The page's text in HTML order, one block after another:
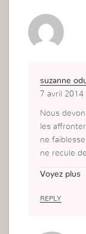
suzanne
7 avril 2014
Nous
les
ne
ne recule
fuir, tôt ou
Voyez plus
REPLY